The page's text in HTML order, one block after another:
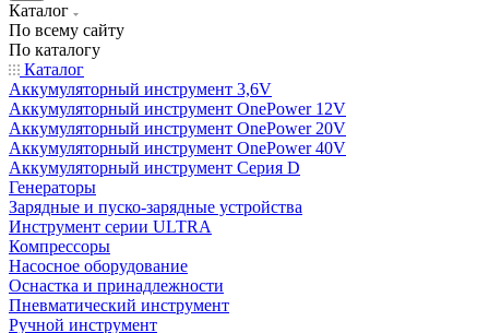
Каталог
По всему сайту
По каталогу
Каталог
Аккумуляторный инструмент 3,6V
Аккумуляторный инструмент OnePower 12V
Аккумуляторный инструмент OnePower 20V
Аккумуляторный инструмент OnePower 40V
Аккумуляторный инструмент Серия D
Генераторы
Зарядные и пуско-зарядные устройства
Инструмент серии ULTRA
Компрессоры
Насосное оборудование
Оснастка и принадлежности
Пневматический инструмент
Ручной инструмент